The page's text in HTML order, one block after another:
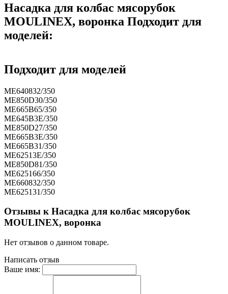
Насадка для колбас мясорубок
MOULINEX, воронка Подходит для
моделей:
Подходит для моделей
ME640832/350
ME850D30/350
ME665B65/350
ME645B3E/350
ME850D27/350
ME665B3E/350
ME665B31/350
ME62513E/350
ME850D81/350
ME625166/350
ME660832/350
ME625131/350
Отзывы к Насадка для колбас мясорубок
MOULINEX, воронка
Нет отзывов о данном товаре.
Написать отзыв
Ваше имя: